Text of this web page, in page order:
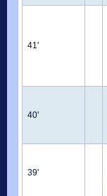
41'
40'
39'